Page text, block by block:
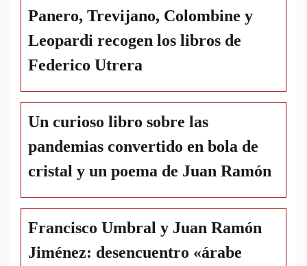
Panero, Trevijano, Colombine y
Leopardi recogen los libros de
Federico Utrera
Un curioso libro sobre las
pandemias convertido en bola de
cristal y un poema de Juan Ramón
Francisco Umbral y Juan Ramón
Jiménez: desencuentro «árabe